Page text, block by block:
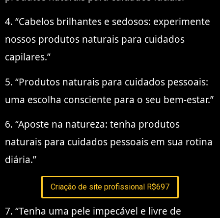
4. “Cabelos brilhantes e sedosos: experimente
nossos produtos naturais para cuidados
capilares.”
5. “Produtos naturais para cuidados pessoais:
uma escolha consciente para o seu bem-estar.”
6. “Aposte na natureza: tenha produtos
naturais para cuidados pessoais em sua rotina
diária.”
Criação de site profissional R$697
7. “Tenha uma pele impecável e livre de